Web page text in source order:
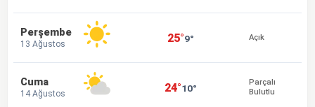
Perşembe
13 Ağustos 25°9° Açık
Cuma
14 Ağustos 24°10°
Parçalı
Bulutlu